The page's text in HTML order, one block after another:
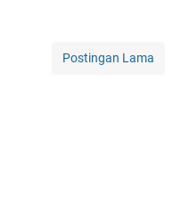
Postingan Lama